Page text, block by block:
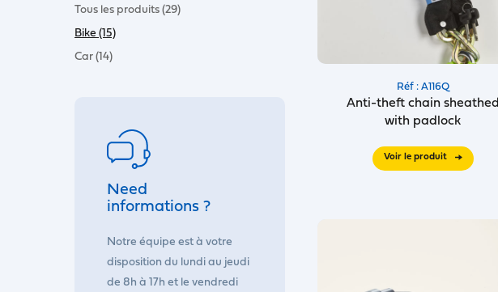
Tous les produits (29)
Bike (15)
Car (14)
Need
informations ?
Notre équipe est à votre
disposition du lundi au jeudi
de 8h à 17h et le vendredi
Réf : A116Q
Anti-theft chain sheathed
with padlock
Voir le produit